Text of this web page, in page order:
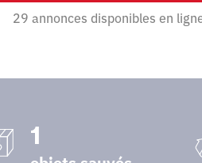
29 annonces disponibles en
1